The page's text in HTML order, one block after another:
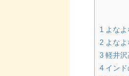
1 よなよ
2 よな
3 軽井沢
4 イン